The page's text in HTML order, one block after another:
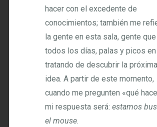
hacer con el excedente de
conocimientos; también me
la gente en esta sala, gente
todos los días, palas y picos en
tratando de descubrir la
idea. A partir de este momento,
cuando me pregunten «qué
mi respuesta será:estamos
el mouse.